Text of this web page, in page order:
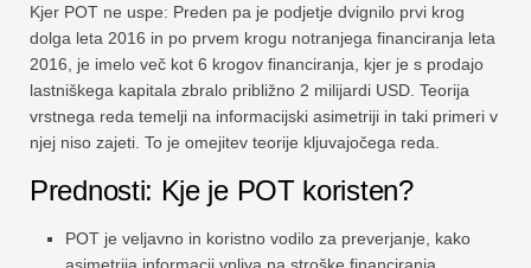
Kjer POT ne uspe: Preden pa je podjetje dvignilo prvi krog
dolga leta 2016 in po prvem krogu notranjega financiranja leta
2016, je imelo več kot 6 krogov financiranja, kjer je s prodajo
lastniškega kapitala zbralo približno 2 milijardi USD. Teorija
vrstnega reda temelji na informacijski asimetriji in taki primeri v
njej niso zajeti. To je omejitev teorije kljuvajočega reda.
Prednosti: Kje je POT koristen?
POT je veljavno in koristno vodilo za preverjanje, kako
asimetrija informacij vpliva na stroške financiranja.